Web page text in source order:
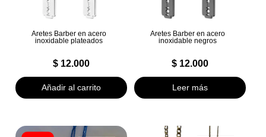
Aretes Barber en acero
inoxidable plateados
$12.000
Añadir al carrito
Aretes Barber en acero
inoxidable negros
$12.000
Leer más